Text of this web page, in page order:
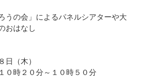
の会」によるパネルシアターや大
おはなし
日（木）
０時２０分～１０時５０分